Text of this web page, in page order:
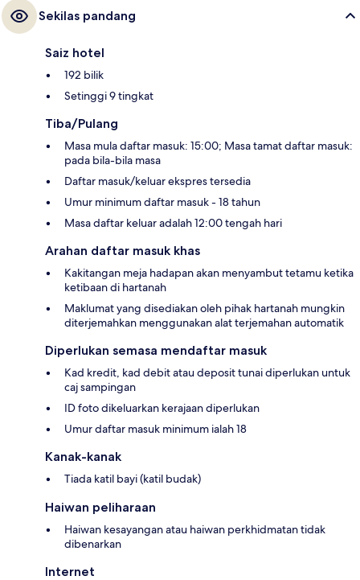
Sekilas pandang
Saiz hotel
192 bilik
Setinggi 9 tingkat
Tiba/Pulang
Masa mula daftar masuk: 15:00; Masa tamat daftar masuk:
pada bila-bila masa
Daftar masuk/keluar ekspres tersedia
Umur minimum daftar masuk - 18 tahun
Masa daftar keluar adalah 12:00 tengah hari
Arahan daftar masuk khas
Kakitangan meja hadapan akan menyambut tetamu ketika
ketibaan di hartanah
Maklumat yang disediakan oleh pihak hartanah mungkin
diterjemahkan menggunakan alat terjemahan automatik
Diperlukan semasa mendaftar masuk
Kad kredit, kad debit atau deposit tunai diperlukan untuk
caj sampingan
ID foto dikeluarkan kerajaan diperlukan
Umur daftar masuk minimum ialah 18
Kanak-kanak
Tiada katil bayi (katil budak)
Haiwan peliharaan
Haiwan kesayangan atau haiwan perkhidmatan tidak
dibenarkan
Internet